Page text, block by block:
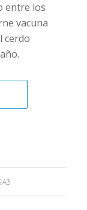
entre los
vacuna
cerdo